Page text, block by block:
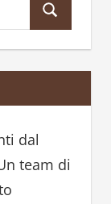
e
a
dal
team di